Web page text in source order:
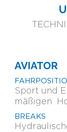
AVIATOR
Sport und
mäßigen
BREAKS